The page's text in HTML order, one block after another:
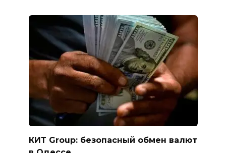
КИТ Group: безопасный обмен валют